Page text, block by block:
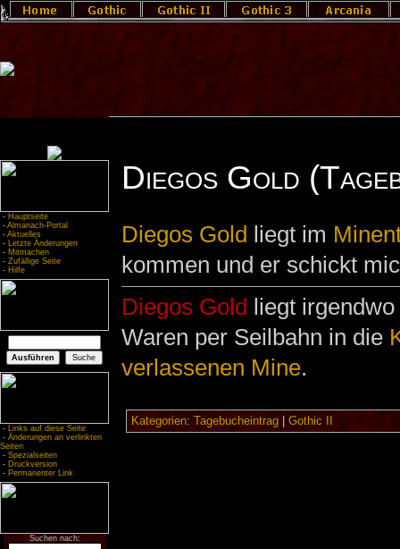
- Hauptseite
- Almanach-Portal
- Aktuelles
- Letzte Änderungen
- Mitmachen
- Zufällige Seite
- Hilfe
- Links auf diese Seite
- Änderungen an verlinkten
Seiten
- Spezialseiten
- Druckversion
- Permanenter Link
Suchen nach:
Diegos Gold
Diegos Gold liegt im
kommen und er schickt
Diegos Gold liegt
Waren per Seilbahn in die
verlassenen Mine.
Kategorien: Tagebucheintrag| Gothic II